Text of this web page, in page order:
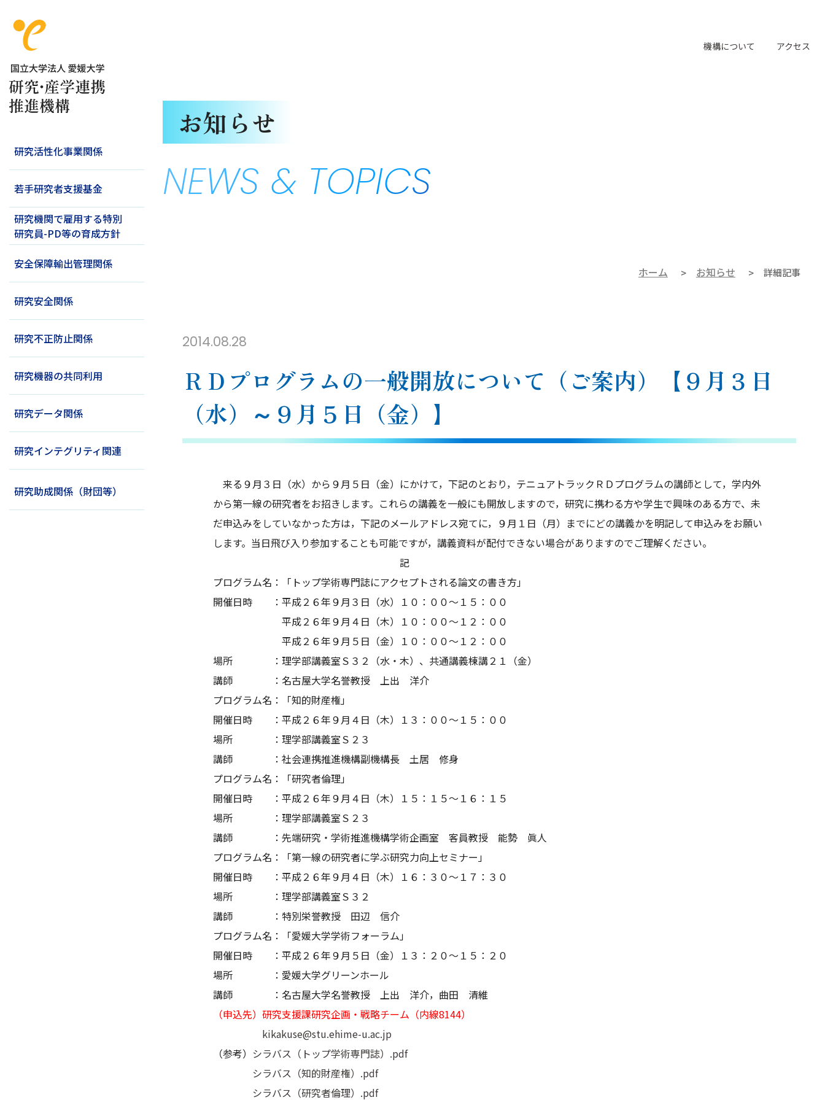
機構について アクセス
研究活性化事業関係
若手研究者支援基金
研究機関で雇用する特別
研究員-PD等の育成方針
安全保障輸出管理関係
研究安全関係
研究不正防止関係
研究機器の共同利用
研究データ関係
研究インテグリティ関連
研究助成関係（財団等）
お知らせ
NEWS & TOPICS
ホーム お知らせ 詳細記事
2014.08.28
ＲＤプログラムの一般開放について（ご案内）【９月３日
（水）～９月５日（金）】
来る９月３日（水）から９月５日（金）にかけて，下記のとおり，テニュアトラックＲＤプログラムの講師として，学内外
から第一線の研究者をお招きします。これらの講義を一般にも開放しますので，研究に携わる方や学生で興味のある方で、未
だ申込みをしていなかった方は，下記のメールアドレス宛てに，９月１日（月）までにどの講義かを明記して申込みをお願い
します。当日飛び入り参加することも可能ですが，講義資料が配付できない場合がありますのでご理解ください。
記
プログラム名：「トップ学術専門誌にアクセプトされる論文の書き方」
開催日時 ：平成２６年９月３日（水）１０：００～１５：００
平成２６年９月４日（木）１０：００～１２：００
平成２６年９月５日（金）１０：００～１２：００
場所 ：理学部講義室Ｓ３２（水・木）、共通講義棟講２１（金）
講師 ：名古屋大学名誉教授 上出 洋介
プログラム名：「知的財産権」
開催日時 ：平成２６年９月４日（木）１３：００～１５：００
場所 ：理学部講義室Ｓ２３
講師 ：社会連携推進機構副機構長 土居 修身
プログラム名：「研究者倫理」
開催日時 ：平成２６年９月４日（木）１５：１５～１６：１５
場所 ：理学部講義室Ｓ２３
講師 ：先端研究・学術推進機構学術企画室 客員教授 能勢 眞人
プログラム名：「第一線の研究者に学ぶ研究力向上セミナー」
開催日時 ：平成２６年９月４日（木）１６：３０～１７：３０
場所 ：理学部講義室Ｓ３２
講師 ：特別栄誉教授 田辺 信介
プログラム名：「愛媛大学学術フォーラム」
開催日時 ：平成２６年９月５日（金）１３：２０～１５：２０
場所 ：愛媛大学グリーンホール
講師 ：名古屋大学名誉教授 上出 洋介，曲田 清維
（申込先）研究支援課研究企画・戦略チーム（内線8144）
kikakuse@stu.ehime-u.ac.jp
（参考） シラバス（トップ学術専門誌）.pdf
シラバス（知的財産権）.pdf
シラバス（研究者倫理）.pdf